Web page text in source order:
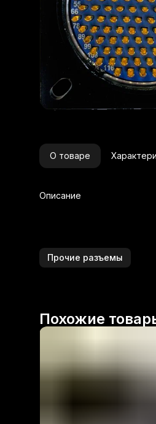
О товаре
Описание
Прочие разъемы
Похожие